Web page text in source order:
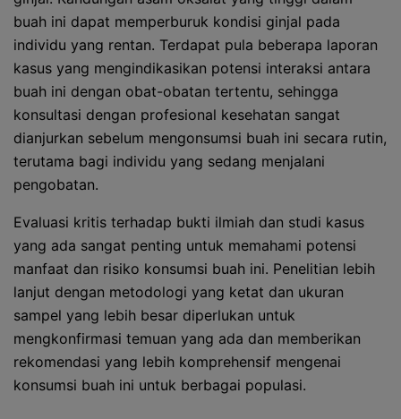
buah ini dapat memperburuk kondisi ginjal pada
individu yang rentan. Terdapat pula beberapa laporan
kasus yang mengindikasikan potensi interaksi antara
buah ini dengan obat-obatan tertentu, sehingga
konsultasi dengan profesional kesehatan sangat
dianjurkan sebelum mengonsumsi buah ini secara rutin,
terutama bagi individu yang sedang menjalani
pengobatan.
Evaluasi kritis terhadap bukti ilmiah dan studi kasus
yang ada sangat penting untuk memahami potensi
manfaat dan risiko konsumsi buah ini. Penelitian lebih
lanjut dengan metodologi yang ketat dan ukuran
sampel yang lebih besar diperlukan untuk
mengkonfirmasi temuan yang ada dan memberikan
rekomendasi yang lebih komprehensif mengenai
konsumsi buah ini untuk berbagai populasi.